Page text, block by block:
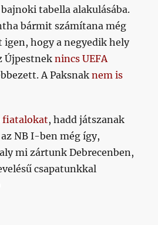
tabella alakulásába.
bármit számítana még
hogy a negyedik hely
Újpestneknincs UEFA
A Paksnaknem is
fiatalokat, hadd játszanak
NB I-ben még így,
mi zártunk Debrecenben,
csapatunkkal